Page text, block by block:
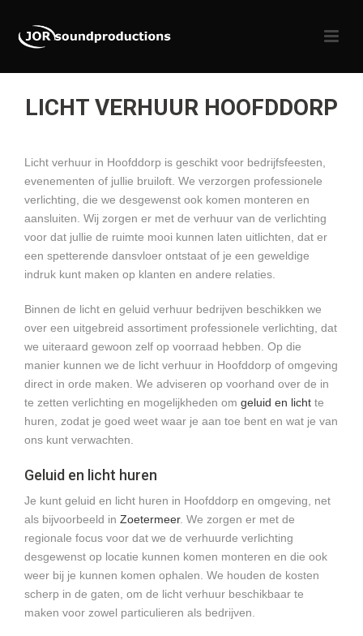
LICHT VERHUUR HOOFDDORP
Licht verhuur in Hoofddorp is geschikt voor bedrijfsfeesten,
evenementen of jullie bruiloft. We verzorgen professionele
verlichting, die we desgewenst ook komen monteren en
aansluiten. Wij zorgen er met de verhuur van de verlichting
voor dat jullie de ruimte mooi kunnen laten uitlichten, dat er
een spetterende dansvloer ontstaat of je een geweldige
indruk kunt maken op klanten en andere relaties.
Binnen de licht en geluid verhuur bedrijven beschikken we
over een uitgebreid assortiment professionele verlichting, dat
we uiteraard gewoon zelf op voorraad hebben. Op die
manier kunnen we de licht verhuur in Hoofddorp of omgeving
direct in orde maken. We adviseren op voorhand over de in
te zetten verlichting en mogelijkheden om geluid en licht te
huren, zodat je goed weet waar je aan toe bent en wat je van
ons kunt verwachten.
Geluid en licht huren
Je kunt geluid en licht huren in Hoofddorp en omgeving, net
als bijvoorbeeld in Zoetermeer. We zorgen er met de
regionale focus voor dat we de verhuurde verlichting
desgewenst op locatie kunnen komen monteren en die ook
weer bij je kunnen komen ophalen. We houden de kosten
scherp in de gaten, om de licht verhuur beschikbaar te
maken voor zowel particulieren als bedrijven.